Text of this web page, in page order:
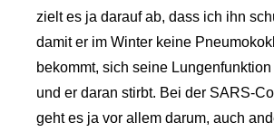
zielt es ja darauf ab, dass ich ihn
damit er im Winter keine
bekommt, sich seine
und er daran stirbt. Bei der SARS-
geht es ja vor allem darum, auch